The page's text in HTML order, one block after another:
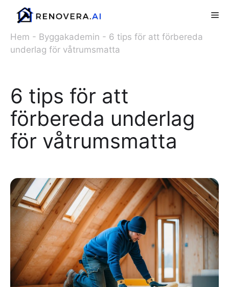
Hoppa
innehåll
Hem - Byggakademin - 6 tips för att förbereda
underlag för våtrumsmatta
6 tips för att
förbereda underlag
för våtrumsmatta